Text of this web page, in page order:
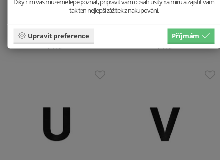
Letter S
79 Kč
Letter T
79 Kč
tak ten nejlepší zážitek z nakupování.
Upravit preference Příjmám